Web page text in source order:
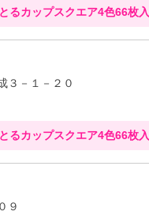
るカップスクエア4色66枚入
３－１－２０
るカップスクエア4色66枚入
９